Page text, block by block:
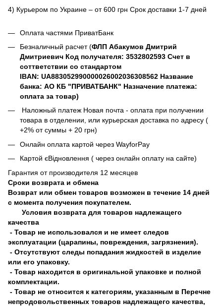
4) Курьером по Украине – от 600 грн Срок доставки 1-7 дней
Оплата частями ПриватБанк
Безналичный расчет (ФЛП Абакумов Дмитрий
Дмитриевич Код получателя: 3532802593 Счет в
соттветствии со стандартом
IBAN: UA883052990000026002036308562 Название
банка: АО КБ "ПРИВАТБАНК" Назначение платежа:
оплата за товар)
Наложный платеж Новая почта - оплата при получении
товара в отделении, или курьерская доставка по адресу (
+2% от суммы + 20 грн)
Онлайн оплата картой через WayforPay
Картой єВідновлення ( через онлайн оплату на сайте)
Гарантия от производителя 12 месяцев
Сроки возврата и обмена
Возврат или обмен товаров возможен в течение 14 дней
с момента получения покупателем.
Условия возврата для товаров надлежащего
качества
- Товар не использовался и не имеет следов
эксплуатации (царапины, повреждения, загрязнения).
- Отсутствуют следы попадания жидкостей в изделие
или его упаковку.
- Товар находится в оригинальной упаковке и полной
комплектации.
- Товар не относится к категориям, указанным в Перечне
непродовольственных товаров надлежащего качества,